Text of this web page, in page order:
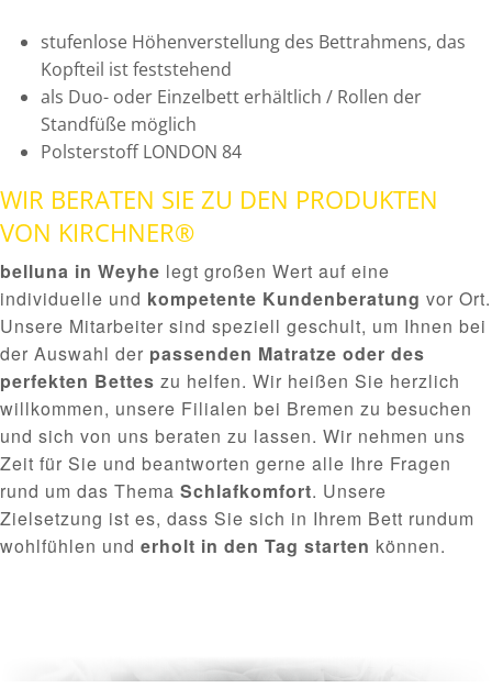
stufenlose Höhenverstellung des Bettrahmens, das
Kopfteil ist feststehend
als Duo- oder Einzelbett erhältlich / Rollen der
Standfüße möglich
Polsterstoff LONDON 84
WIR BERATEN SIE ZU DEN PRODUKTEN
VON KIRCHNER®
belluna in Weyhe legt großen Wert auf eine
individuelle und kompetente Kundenberatung vor Ort.
Unsere Mitarbeiter sind speziell geschult, um Ihnen bei
der Auswahl der passenden Matratze oder des
perfekten Bettes zu helfen. Wir heißen Sie herzlich
willkommen, unsere Filialen bei Bremen zu besuchen
und sich von uns beraten zu lassen. Wir nehmen uns
Zeit für Sie und beantworten gerne alle Ihre Fragen
rund um das Thema Schlafkomfort. Unsere
Zielsetzung ist es, dass Sie sich in Ihrem Bett rundum
wohlfühlen und erholt in den Tag starten können.